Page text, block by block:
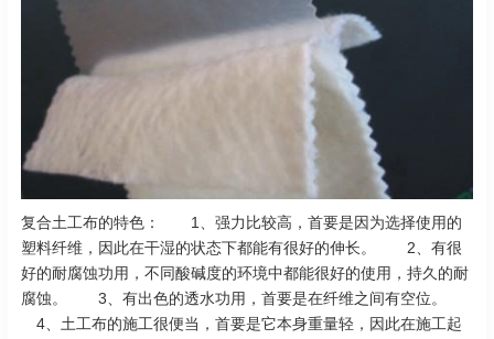
复合土工布的特色： 1、强力比较高，首要是因为选择使用的
塑料纤维，因此在干湿的状态下都能有很好的伸长。 2、有很
好的耐腐蚀功用，不同酸碱度的环境中都能很好的使用，持久的耐
腐蚀。 3、有出色的透水功用，首要是在纤维之间有空位。
4、土工布的施工很便当，首要是它本身重量轻，因此在施工起